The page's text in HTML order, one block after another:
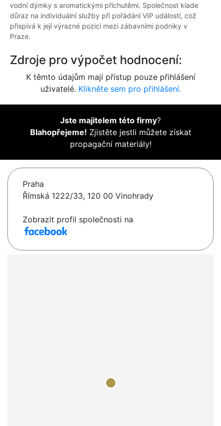
vodní dýmky s aromatickými příchutěmi. Společnost klade
důraz na individuální služby při pořádání VIP událostí, což
přispívá k její výrazné pozici mezi zábavními podniky v
Praze.
Zdroje pro výpočet hodnocení:
K těmto údajům mají přístup pouze přihlášení
uživatelé. Klikněte sem pro přihlášení.
Jste majitelem této firmy?
Blahopřejeme! Zjistěte jestli můžete získat
propagační materiály!
Praha
Římská 1222/33, 120 00 Vinohrady
Zobrazit profil společnosti na